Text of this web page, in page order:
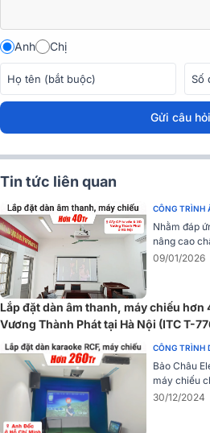
Công nghệ 3LCD cho màu
ảnh mượt mà
Điểm mạnh nổi bật nhất trên máy
khả năng trình chiếu hình ảnh nhờ
Epson. Công nghệ này giúp tái tạo
Nhờ khả năng cân bằng tốt giữa độ
Epson EB-982W mang lại hình ảnh
chiếu bài giảng, biểu đồ hoặc video có
ưu điểm rất đáng giá trong môi
Anh Chị
Gửi câu hỏi
Tin tức liên quan
CÔNG TRÌNH
Nhằm đáp
nâng cao
09/01/2026
Lắp đặt dàn âm thanh, máy chiếu hơn
Vương Thành Phát tại Hà Nội (ITC T-
CÔNG TRÌNH
Bảo Châu
máy chiếu
30/12/2024